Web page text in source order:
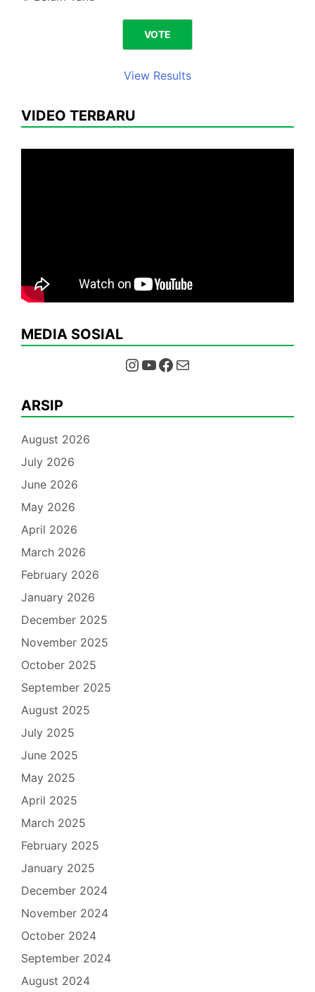
View Results
VIDEO TERBARU
MEDIA SOSIAL
Instagram YouTube Facebook Mail
ARSIP
August 2026
July 2026
June 2026
May 2026
April 2026
March 2026
February 2026
January 2026
December 2025
November 2025
October 2025
September 2025
August 2025
July 2025
June 2025
May 2025
April 2025
March 2025
February 2025
January 2025
December 2024
November 2024
October 2024
September 2024
August 2024